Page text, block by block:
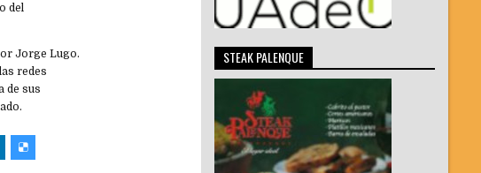
del
Jorge Lugo.
redes
de sus
STEAK PALENQUE